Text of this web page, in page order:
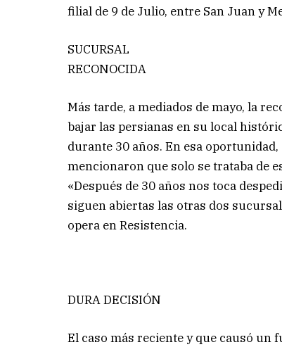
filial de 9 de Julio, entre San Juan y
SUCURSAL
RECONOCIDA
Más tarde, a mediados de mayo, la
bajar las persianas en su local
durante 30 años. En esa
mencionaron que solo se trataba de
«Después de 30 años nos toca
siguen abiertas las otras dos
opera en Resistencia.
DURA DECISIÓN
El caso más reciente y que causó un